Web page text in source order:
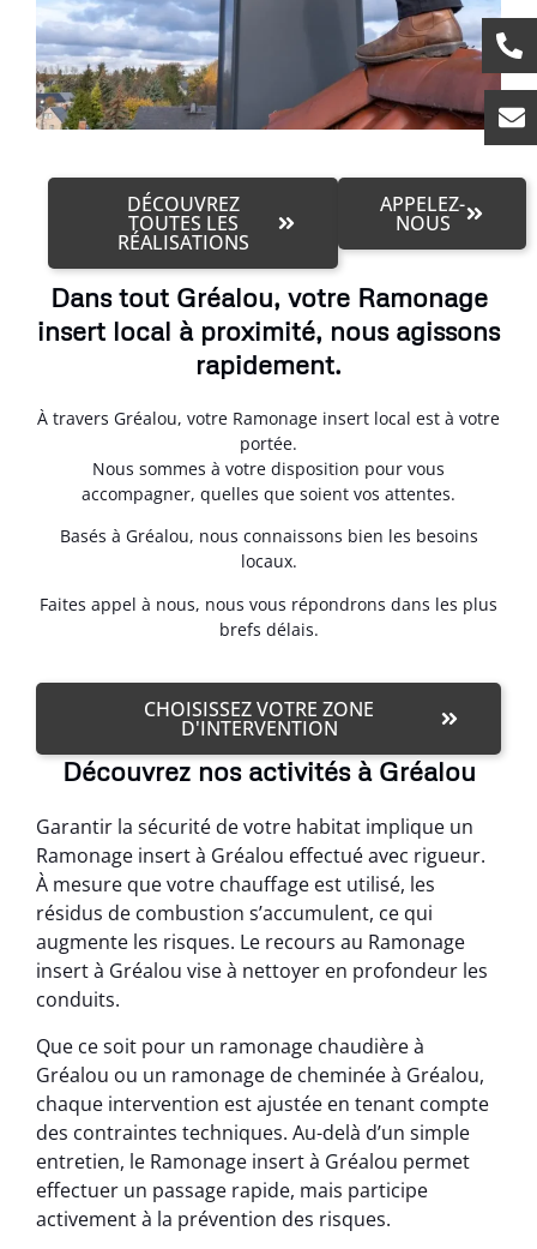
DÉCOUVREZ
TOUTES LES
RÉALISATIONS
APPELEZ-
NOUS
Dans tout Gréalou, votre Ramonage
insert local à proximité, nous agissons
rapidement.
À travers Gréalou, votre Ramonage insert local est à votre
portée.
Nous sommes à votre disposition pour vous
accompagner, quelles que soient vos attentes.
Basés à Gréalou, nous connaissons bien les besoins
locaux.
Faites appel à nous, nous vous répondrons dans les plus
brefs délais.
CHOISISSEZ VOTRE ZONE
D'INTERVENTION
Découvrez nos activités à Gréalou
Garantir la sécurité de votre habitat implique un
Ramonage insert à Gréalou effectué avec rigueur.
À mesure que votre chauffage est utilisé, les
résidus de combustion s’accumulent, ce qui
augmente les risques. Le recours au Ramonage
insert à Gréalou vise à nettoyer en profondeur les
conduits.
Que ce soit pour un ramonage chaudière à
Gréalou ou un ramonage de cheminée à Gréalou,
chaque intervention est ajustée en tenant compte
des contraintes techniques. Au-delà d’un simple
entretien, le Ramonage insert à Gréalou permet
effectuer un passage rapide, mais participe
activement à la prévention des risques.